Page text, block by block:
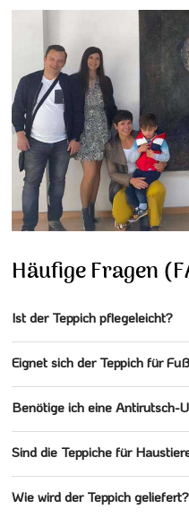
Häufige Fragen
Ist der Teppich pflegeleicht?
Eignet sich der Teppich für
Benötige ich eine Antirutsch-
Sind die Teppiche für
Wie wird der Teppich geliefert?